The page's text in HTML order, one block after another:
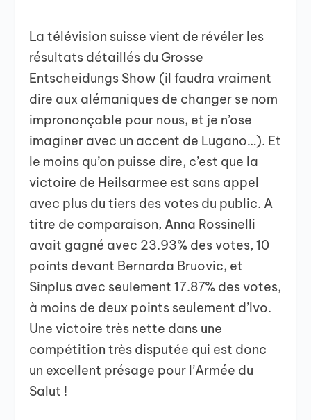
La télévision suisse vient de révéler les
résultats détaillés du Grosse
Entscheidungs Show (il faudra vraiment
dire aux alémaniques de changer se nom
imprononçable pour nous, et je n’ose
imaginer avec un accent de Lugano…). Et
le moins qu’on puisse dire, c’est que la
victoire de Heilsarmee est sans appel
avec plus du tiers des votes du public. A
titre de comparaison, Anna Rossinelli
avait gagné avec 23.93% des votes, 10
points devant Bernarda Bruovic, et
Sinplus avec seulement 17.87% des votes,
à moins de deux points seulement d’Ivo.
Une victoire très nette dans une
compétition très disputée qui est donc
un excellent présage pour l’Armée du
Salut !